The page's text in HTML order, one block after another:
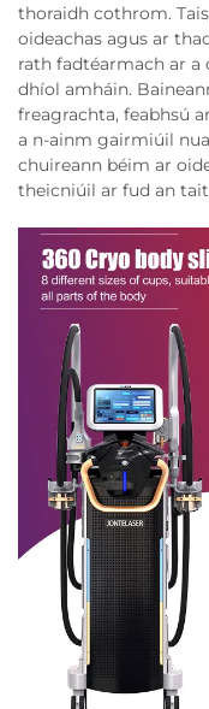
thoraidh cothrom.
oideachas agus ar
rath fadtéarmach ar a
dhíol amháin.
freagrachta, feabhsú
a n-ainm gairmiúil
chuireann béim ar
theicniúil ar fud an